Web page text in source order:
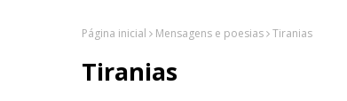
Página inicial Mensagens e poesias Tiranias
Tiranias